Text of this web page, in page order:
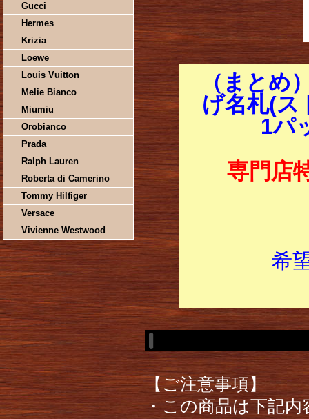
Gucci
Hermes
Krizia
Loewe
Louis Vuitton
Melie Bianco
Miumiu
Orobianco
Prada
Ralph Lauren
Roberta di Camerino
Tommy Hilfiger
Versace
Vivienne Westwood
（まとめ
げ名札(ス
1パ
専門店
希
【ご注意事項】
・この商品は下記